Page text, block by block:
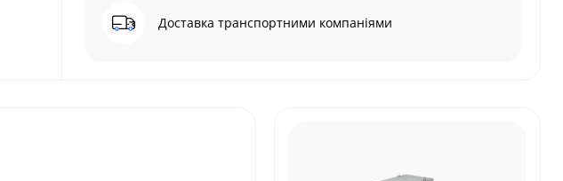
Доставка транспортними компаніями